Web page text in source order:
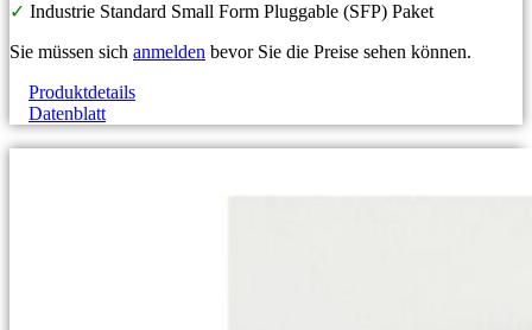
✓ Industrie Standard Small Form Pluggable (SFP) Paket
Sie müssen sich anmelden bevor Sie die Preise sehen können.
Produktdetails
Datenblatt